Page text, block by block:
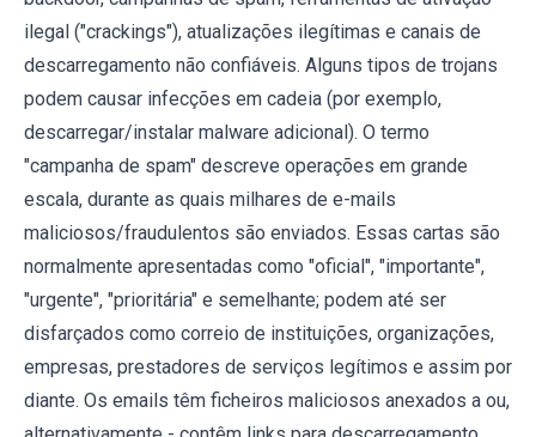
ilegal ("crackings"), atualizações ilegítimas e canais de
descarregamento não confiáveis. Alguns tipos de trojans
podem causar infecções em cadeia (por exemplo,
descarregar/instalar malware adicional). O termo
"campanha de spam" descreve operações em grande
escala, durante as quais milhares de e-mails
maliciosos/fraudulentos são enviados. Essas cartas são
normalmente apresentadas como "oficial", "importante",
"urgente", "prioritária" e semelhante; podem até ser
disfarçados como correio de instituições, organizações,
empresas, prestadores de serviços legítimos e assim por
diante. Os emails têm ficheiros maliciosos anexados a ou,